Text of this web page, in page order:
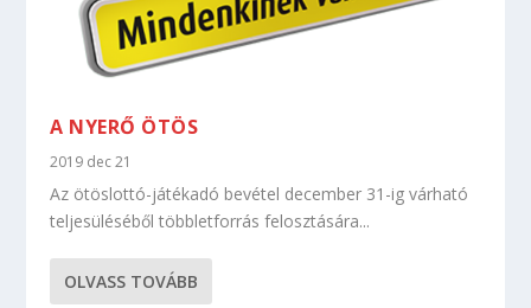
A NYERŐ ÖTÖS
2019 dec 21
Az ötöslottó-játékadó bevétel december 31-ig várható
teljesüléséből többletforrás felosztására...
OLVASS TOVÁBB